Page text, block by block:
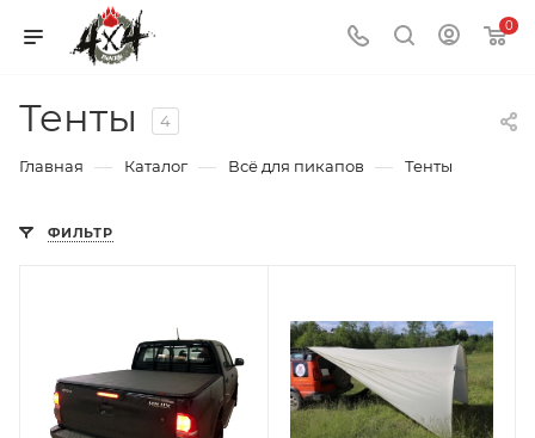
0
Тенты 4
Главная — Каталог — Всё для пикапов — Тенты
ФИЛЬТР